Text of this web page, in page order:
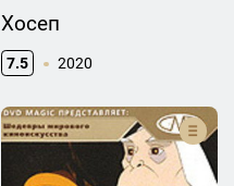
Хосеп
7.5 2020